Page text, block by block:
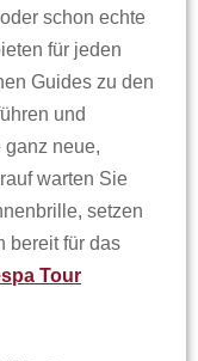
schon echte
für jeden
Guides zu den
und
ganz neue,
warten Sie
setzen
bereit für das
Tour